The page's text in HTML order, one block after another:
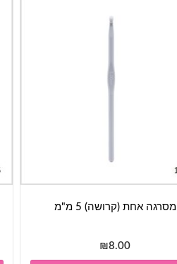
מסרגה אחת (קרושה) 5 מ"מ
₪8.00